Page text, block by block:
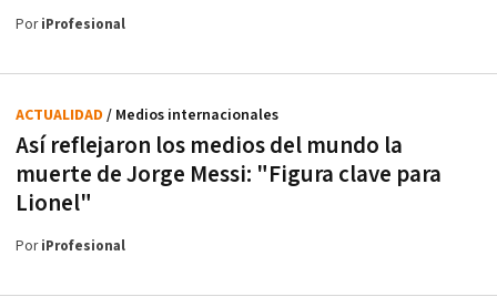
PoriProfesional
Así reflejaron los medios del mundo la
muerte de Jorge Messi: "Figura clave para
Lionel"
ACTUALIDAD / Medios internacionales
PoriProfesional